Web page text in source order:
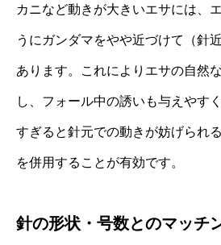
カニなど動きが大きいエサには、
うにガンダマをやや近づけて（針
あります。これによりエサの自然
し、フォール中の誘いも与えやす
すぎると針元での動きが妨げられ
を併用することが有効です。
針の形状・号数とのマッチ